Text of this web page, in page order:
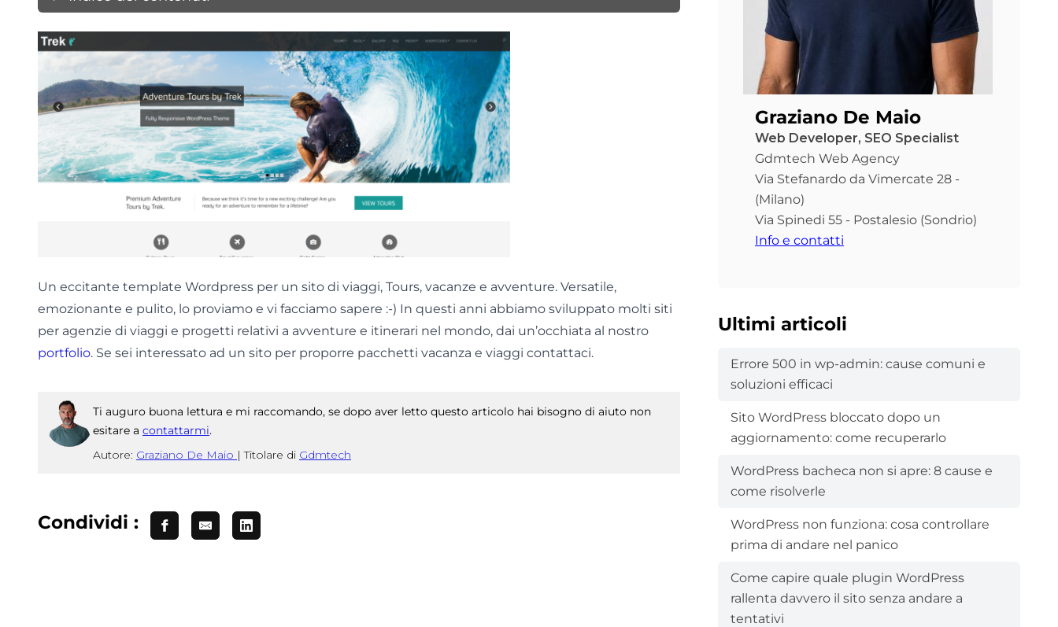
Un eccitante template Wordpress per un sito di viaggi, Tours, vacanze e avventure. Versatile,
emozionante e pulito, lo proviamo e vi facciamo sapere :-) In questi anni abbiamo sviluppato molti siti
per agenzie di viaggi e progetti relativi a avventure e itinerari nel mondo, dai un’occhiata al nostro
portfolio. Se sei interessato ad un sito per proporre pacchetti vacanza e viaggi contattaci.
Ti auguro buona lettura e mi raccomando, se dopo aver letto questo articolo hai bisogno di aiuto non
esitare a contattarmi.
Autore: Graziano De Maio | Titolare di Gdmtech
Condividi :
Graziano De Maio
Web Developer, SEO Specialist
Gdmtech Web Agency
Via Stefanardo da Vimercate 28 -
(Milano)
Via Spinedi 55 - Postalesio (Sondrio)
Info e contatti
Ultimi articoli
Errore 500 in wp-admin: cause comuni e
soluzioni efficaci
Sito WordPress bloccato dopo un
aggiornamento: come recuperarlo
WordPress bacheca non si apre: 8 cause e
come risolverle
WordPress non funziona: cosa controllare
prima di andare nel panico
Come capire quale plugin WordPress
rallenta davvero il sito senza andare a
tentativi